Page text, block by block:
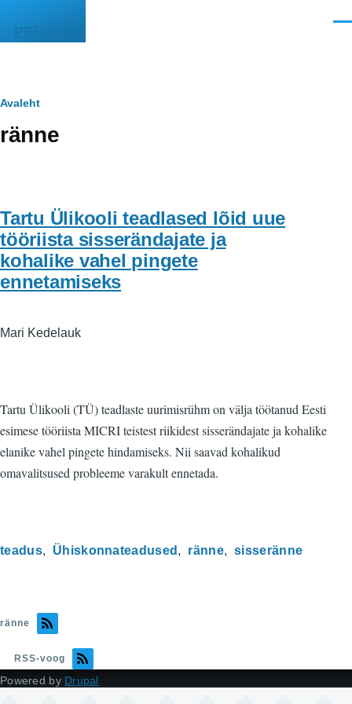
PEEGEL
Leivapuru
Avaleht
ränne
Tartu Ülikooli teadlased lõid uue
tööriista sisserändajate ja
kohalike vahel pingete
ennetamiseks
Mari Kedelauk
Tartu Ülikooli (TÜ) teadlaste uurimisrühm on välja töötanud Eesti
esimese tööriista MICRI teistest riikidest sisserändajate ja kohalike
elanike vahel pingete hindamiseks. Nii saavad kohalikud
omavalitsused probleeme varakult ennetada.
teadus Ühiskonnateadused ränne sisseränne
ränne
RSS-voog
Powered by Drupal